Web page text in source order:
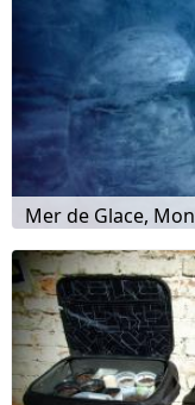
Mer de Glace,